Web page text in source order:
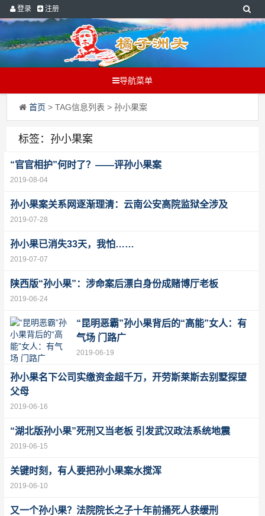
登录 注册
导航菜单
首页 > TAG信息列表 > 孙小果案
标签：孙小果案
“官官相护”何时了？——评孙小果案
2019-08-04
孙小果案关系网逐渐理清：云南公安高院监狱全涉及
2019-07-28
孙小果已消失33天，我怕……
2019-07-07
陕西版“孙小果”：涉命案后漂白身份成赌博厅老板
2019-06-24
“昆明恶霸”孙小果背后的“高能”女人：有
气场 门路广
2019-06-19
孙小果名下公司实缴资金超千万，开劳斯莱斯去别墅探望
父母
2019-06-16
“湖北版孙小果”死刑又当老板 引发武汉政法系统地震
2019-06-15
关键时刻，有人要把孙小果案水搅浑
2019-06-10
又一个孙小果？法院院长之子十年前捅死人获缓刑